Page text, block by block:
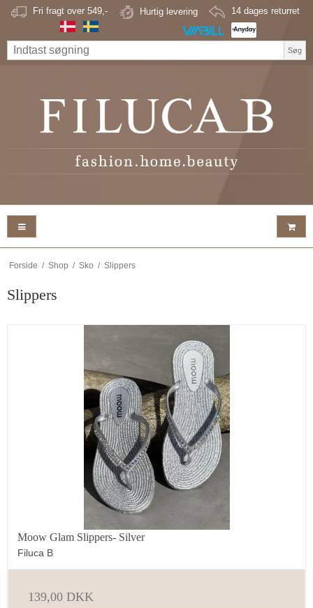
Fri fragt over 549,- Hurtig levering 14 dages returret
Søg
Forside / Shop / Sko / Slippers
Slippers
Moow Glam Slippers- Silver
Filuca B
139,00 DKK